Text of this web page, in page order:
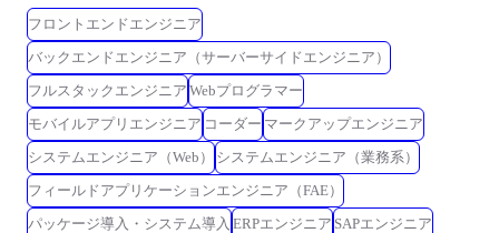
フロントエンドエンジニア
バックエンドエンジニア（サーバーサイドエンジニア）
フルスタックエンジニア Webプログラマー
モバイルアプリエンジニア コーダー マークアップエンジニア
システムエンジニア（Web）
システムエンジニア（業務系）
フィールドアプリケーションエンジニア（FAE）
パッケージ導入・システム導入 ERPエンジニア SAPエンジニア